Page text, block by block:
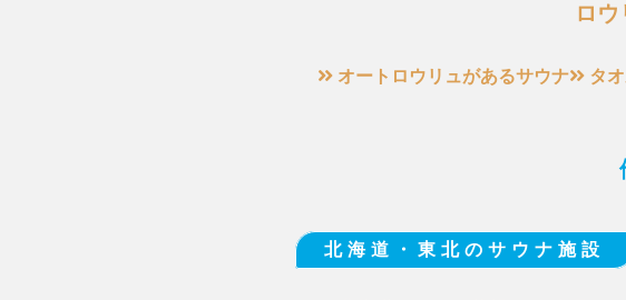
ロ
オートロウリュがあるサウナ タ
北海道・東北のサウナ施設